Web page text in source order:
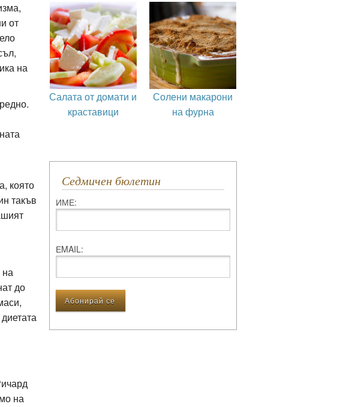
от
на
която
такъв
на
до
на
Салата от домати и
краставици
Солени макарони
на фурна
Седмичен бюлетин
ИМЕ:
ЕMAIL: